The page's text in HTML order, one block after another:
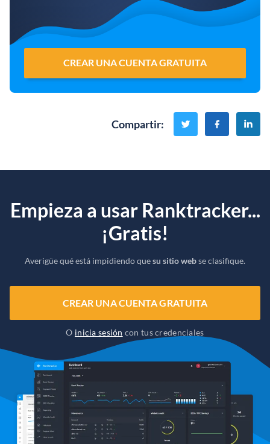
CREAR UNA CUENTA GRATUITA
Compartir:
Empieza a usar Ranktracker...
¡Gratis!
Averigüe qué está impidiendo quesu sitio webse clasifique.
CREAR UNA CUENTA GRATUITA
O inicia sesión con tus credenciales